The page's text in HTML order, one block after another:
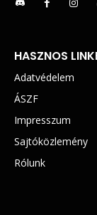
HASZNOS
Adatvédelem
ÁSZF
Impresszum
Sajtóközlemény
Rólunk